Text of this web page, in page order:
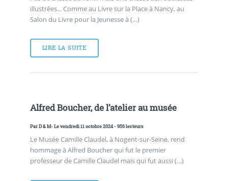
illustrées... Comme au Livre sur la Place à Nancy, au
Salon du Livre pour la Jeunesse à (…)
LIRE LA SUITE
Alfred Boucher, de l’atelier au musée
ParD & M- Le vendredi 11 octobre 2024 - 956 lecteurs
Le Musée Camille Claudel, à Nogent-sur-Seine, rend
hommage à Alfred Boucher qui fut le premier
professeur de Camille Claudel mais qui fut aussi (…)